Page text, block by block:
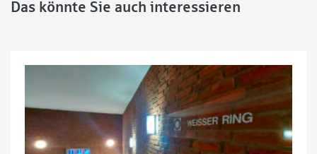
Das könnte Sie auch interessieren